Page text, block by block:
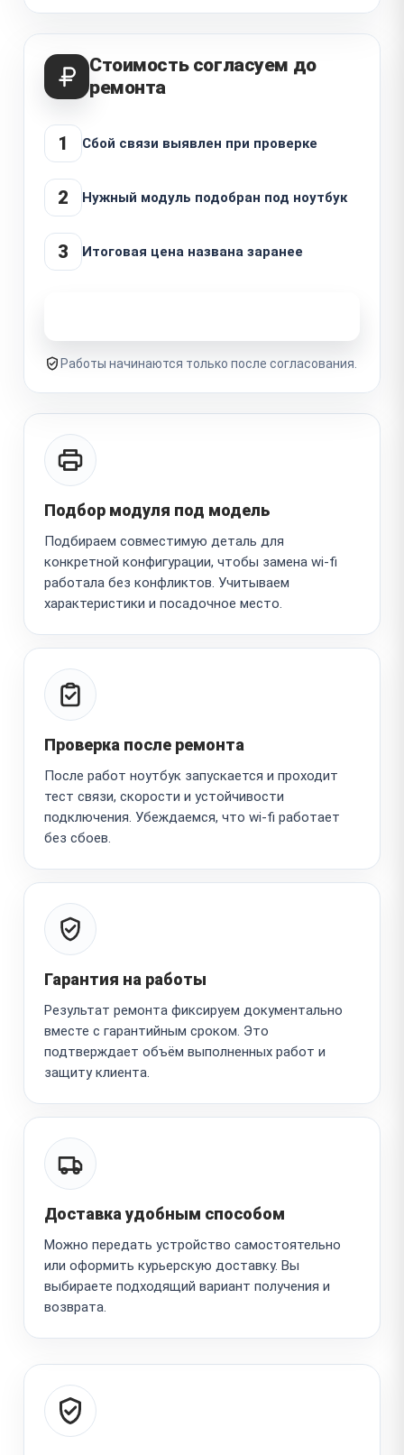
Стоимость согласуем до
ремонта
1 Сбой связи выявлен при проверке
2 Нужный модуль подобран под ноутбук
3 Итоговая цена названа заранее
Работы начинаются только после согласования.
Подбор модуля под модель
Подбираем совместимую деталь для
конкретной конфигурации, чтобы замена wi-fi
работала без конфликтов. Учитываем
характеристики и посадочное место.
Проверка после ремонта
После работ ноутбук запускается и проходит
тест связи, скорости и устойчивости
подключения. Убеждаемся, что wi-fi работает
без сбоев.
Гарантия на работы
Результат ремонта фиксируем документально
вместе с гарантийным сроком. Это
подтверждает объём выполненных работ и
защиту клиента.
Доставка удобным способом
Можно передать устройство самостоятельно
или оформить курьерскую доставку. Вы
выбираете подходящий вариант получения и
возврата.